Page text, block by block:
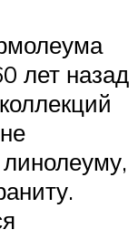
лет назад